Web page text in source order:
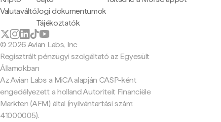
ValutaváltóJogi dokumentumok
Tájékoztatók
© 2026 Avian Labs, Inc
Regisztrált pénzügyi szolgáltató az Egyesült
Államokban
Az Avian Labs a MiCA alapján CASP-ként
engedélyezett a holland Autoriteit Financiële
Markten (AFM) által (nyilvántartási szám:
41000005).